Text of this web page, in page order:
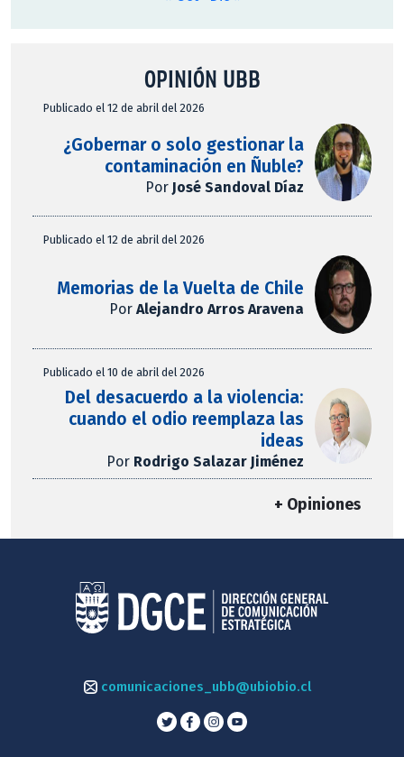
OPINIÓN UBB
Publicado el 12 de abril del 2026
¿Gobernar o solo gestionar la
contaminación en Ñuble?
Por José Sandoval Díaz
Publicado el 12 de abril del 2026
Memorias de la Vuelta de Chile
PorAlejandro Arros Aravena
Publicado el 10 de abril del 2026
Del desacuerdo a la violencia:
cuando el odio reemplaza las
ideas
Por Rodrigo Salazar Jiménez
+ Opiniones
comunicaciones_ubb@ubiobio.cl